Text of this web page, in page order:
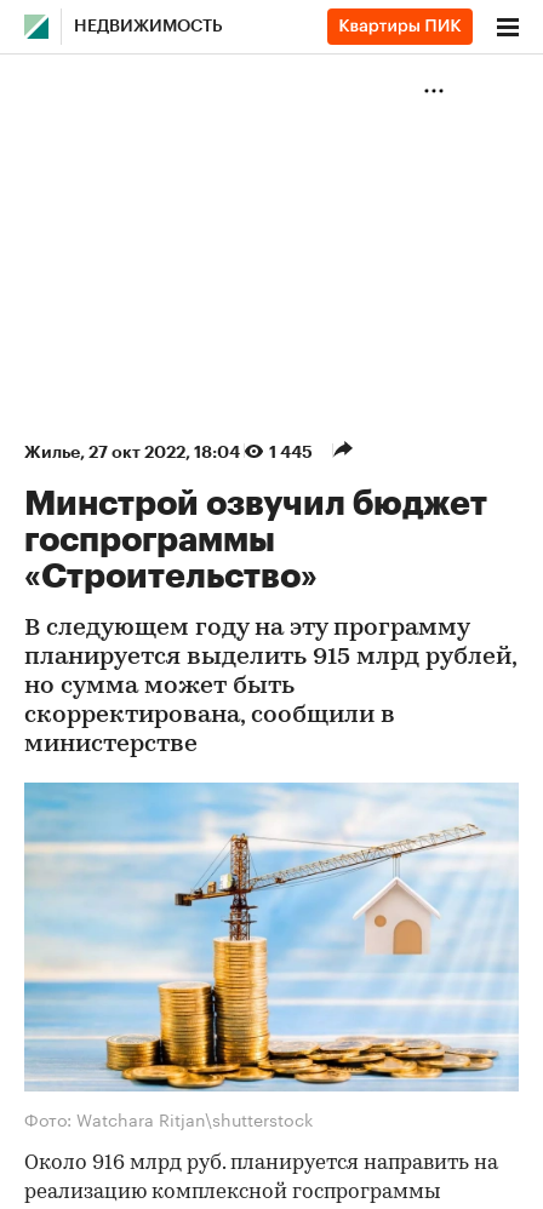
НЕДВИЖИМОСТЬ
Жилье⁠, 27 окт 2022, 18:04 1 445
Минстрой озвучил бюджет
госпрограммы
«Строительство»
В следующем году на эту программу
планируется выделить 915 млрд рублей,
но сумма может быть
скорректирована, сообщили в
министерстве
Фото: Watchara Ritjan\shutterstock
Около 916 млрд руб. планируется направить на
реализацию комплексной госпрограммы